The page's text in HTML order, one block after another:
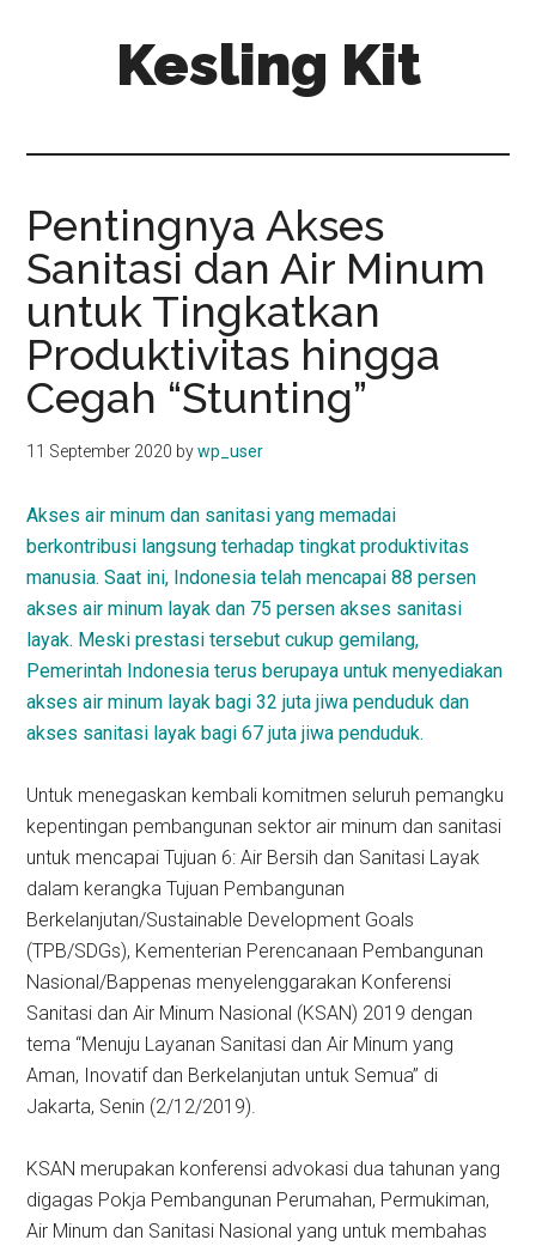
Kesling Kit
Pentingnya Akses
Sanitasi dan Air Minum
untuk Tingkatkan
Produktivitas hingga
Cegah “Stunting”
11 September 2020 bywp_user
Akses air minum dan sanitasi yang memadai
berkontribusi langsung terhadap tingkat produktivitas
manusia. Saat ini, Indonesia telah mencapai 88 persen
akses air minum layak dan 75 persen akses sanitasi
layak. Meski prestasi tersebut cukup gemilang,
Pemerintah Indonesia terus berupaya untuk menyediakan
akses air minum layak bagi 32 juta jiwa penduduk dan
akses sanitasi layak bagi 67 juta jiwa penduduk.
Untuk menegaskan kembali komitmen seluruh pemangku
kepentingan pembangunan sektor air minum dan sanitasi
untuk mencapai Tujuan 6: Air Bersih dan Sanitasi Layak
dalam kerangka Tujuan Pembangunan
Berkelanjutan/Sustainable Development Goals
(TPB/SDGs), Kementerian Perencanaan Pembangunan
Nasional/Bappenas menyelenggarakan Kon­ferensi
Sanitasi dan Air Minum Nasional (KSAN) 2019 dengan
tema “Menuju Layanan Sanitasi dan Air Minum yang
Aman, Inovatif dan Berkelanjutan untuk Semua” di
Jakarta, Senin (2/12/2019).
KSAN merupakan konferensi advo­­kasi dua tahunan yang
digagas Pokja Pembangunan Perumahan, Permukiman,
Air Minum dan Sanitasi Nasional yang untuk membahas